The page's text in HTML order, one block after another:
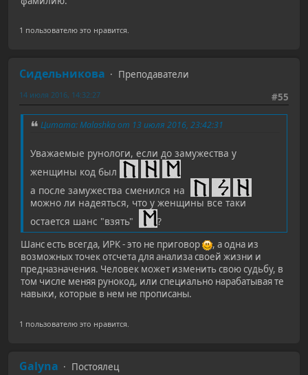
1 пользователю это нравится.
Сидельникова
Преподаватели
#55
14 июля 2016, 14:32:27
Цитата: Malashka от 13 июля 2016, 23:42:31
Уважаемые рунологи, если до замужества у
женщины код был
а после замужества сменился на
можно ли надеяться, что у женщины все таки
остается шанс "взять"
?
Шанс есть всегда, ИРК - это не приговор
, а одна из
возможных точек отсчета для анализа своей жизни и
предназначения. Человек может изменить свою судьбу, в
том числе меняя рунокод, или специально нарабатывая те
навыки, которые в нем не прописаны.
1 пользователю это нравится.
Galyna
Постоялец